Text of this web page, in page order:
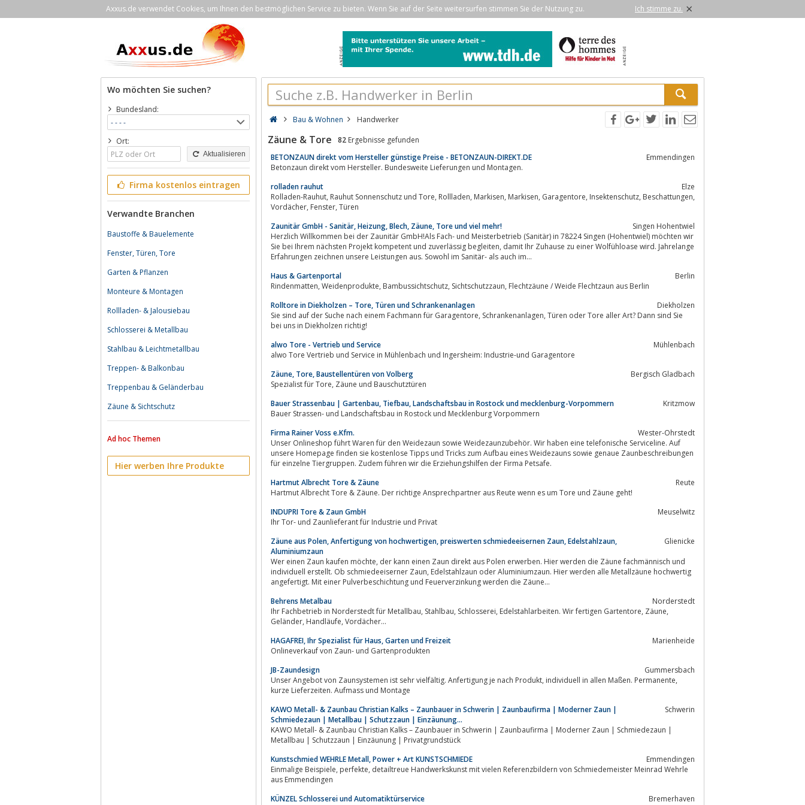
Axxus.de verwendet Cookies, um Ihnen den bestmöglichen Service zu bieten. Wenn Sie auf der Seite weitersurfen stimmen Sie der Nutzung zu. Ich stimme zu. ×
Wo möchten Sie suchen?
Bundesland:
Ort:
Aktualisieren
Firma kostenlos eintragen
Verwandte Branchen
Baustoffe & Bauelemente
Fenster, Türen, Tore
Garten & Pflanzen
Monteure & Montagen
Rollladen- & Jalousiebau
Schlosserei & Metallbau
Stahlbau & Leichtmetallbau
Treppen- & Balkonbau
Treppenbau & Geländerbau
Zäune & Sichtschutz
Ad hoc Themen
Hier werben Ihre Produkte
Bau & Wohnen Handwerker
Zäune & Tore 82 Ergebnisse gefunden
BETONZAUN direkt vom Hersteller günstige Preise - BETONZAUN-DIREKT.DE
Emmendingen
Betonzaun direkt vom Hersteller. Bundesweite Lieferungen und Montagen.
rolladen rauhut
Elze
Rolladen-Rauhut, Rauhut Sonnenschutz und Tore, Rollladen, Markisen, Markisen, Garagentore, Insektenschutz, Beschattungen,
Vordächer, Fenster, Türen
Zaunitär GmbH - Sanitär, Heizung, Blech, Zäune, Tore und viel mehr!
Singen Hohentwiel
Herzlich Willkommen bei der Zaunitär GmbH!Als Fach- und Meisterbetrieb (Sanitär) in 78224 Singen (Hohentwiel) möchten wir
Sie bei Ihrem nächsten Projekt kompetent und zuverlässig begleiten, damit Ihr Zuhause zu einer Wolfühloase wird. Jahrelange
Erfahrungen zeichnen unsere Leistungen aus. Sowohl im Sanitär- als auch im...
Haus & Gartenportal
Berlin
Rindenmatten, Weidenprodukte, Bambussichtschutz, Sichtschutzzaun, Flechtzäune / Weide Flechtzaun aus Berlin
Rolltore in Diekholzen – Tore, Türen und Schrankenanlagen
Diekholzen
Sie sind auf der Suche nach einem Fachmann für Garagentore, Schrankenanlagen, Türen oder Tore aller Art? Dann sind Sie
bei uns in Diekholzen richtig!
alwo Tore - Vertrieb und Service
Mühlenbach
alwo Tore Vertrieb und Service in Mühlenbach und Ingersheim: Industrie-und Garagentore
Zäune, Tore, Baustellentüren von Volberg
Bergisch Gladbach
Spezialist für Tore, Zäune und Bauschutztüren
Bauer Strassenbau | Gartenbau, Tiefbau, Landschaftsbau in Rostock und mecklenburg-Vorpommern
Kritzmow
Bauer Strassen- und Landschaftsbau in Rostock und Mecklenburg Vorpommern
Firma Rainer Voss e.Kfm.
Wester-Ohrstedt
Unser Onlineshop führt Waren für den Weidezaun sowie Weidezaunzubehör. Wir haben eine telefonische Serviceline. Auf
unsere Homepage finden sie kostenlose Tipps und Tricks zum Aufbau eines Weidezauns sowie genaue Zaunbeschreibungen
für einzelne Tiergruppen. Zudem führen wir die Erziehungshilfen der Firma Petsafe.
Hartmut Albrecht Tore & Zäune
Reute
Hartmut Albrecht Tore & Zäune. Der richtige Ansprechpartner aus Reute wenn es um Tore und Zäune geht!
INDUPRI Tore & Zaun GmbH
Meuselwitz
Ihr Tor- und Zaunlieferant für Industrie und Privat
Zäune aus Polen, Anfertigung von hochwertigen, preiswerten schmiedeeisernen Zaun, Edelstahlzaun,
Aluminiumzaun
Glienicke
Wer einen Zaun kaufen möchte, der kann einen Zaun direkt aus Polen erwerben. Hier werden die Zäune fachmännisch und
individuell erstellt. Ob schmiedeeiserner Zaun, Edelstahlzaun oder Aluminiumzaun. Hier werden alle Metallzäune hochwertig
angefertigt. Mit einer Pulverbeschichtung und Feuerverzinkung werden die Zäune...
Behrens Metalbau
Norderstedt
Ihr Fachbetrieb in Norderstedt für Metallbau, Stahlbau, Schlosserei, Edelstahlarbeiten. Wir fertigen Gartentore, Zäune,
Geländer, Handläufe, Vordächer...
HAGAFREI, Ihr Spezialist für Haus, Garten und Freizeit
Marienheide
Onlineverkauf von Zaun- und Gartenprodukten
JB-Zaundesign
Gummersbach
Unser Angebot von Zaunsystemen ist sehr vielfältig. Anfertigung je nach Produkt, individuell in allen Maßen. Permanente,
kurze Lieferzeiten. Aufmass und Montage
KAWO Metall- & Zaunbau Christian Kalks – Zaunbauer in Schwerin | Zaunbaufirma | Moderner Zaun |
Schmiedezaun | Metallbau | Schutzzaun | Einzäunung...
Schwerin
KAWO Metall- & Zaunbau Christian Kalks – Zaunbauer in Schwerin | Zaunbaufirma | Moderner Zaun | Schmiedezaun |
Metallbau | Schutzzaun | Einzäunung | Privatgrundstück
Kunstschmied WEHRLE Metall, Power + Art KUNSTSCHMIEDE
Emmendingen
Einmalige Beispiele, perfekte, detailtreue Handwerkskunst mit vielen Referenzbildern von Schmiedemeister Meinrad Wehrle
aus Emmendingen
KÜNZEL Schlosserei und Automatiktürservice
Bremerhaven